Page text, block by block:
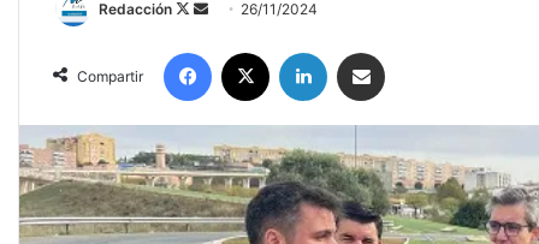
Redacción
F
l
l
o
w
o
n
X
n
a
n
e
m
a
26/11/2024
Compartir